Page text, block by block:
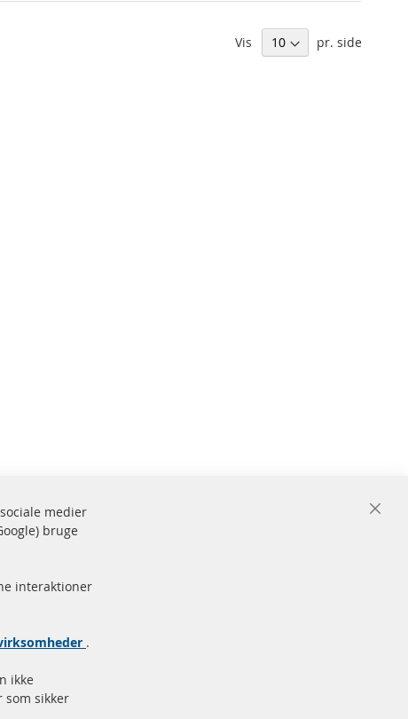
Vis pr. side
og
Close
medier
bruge
interaktioner
.
ikke
som sikker